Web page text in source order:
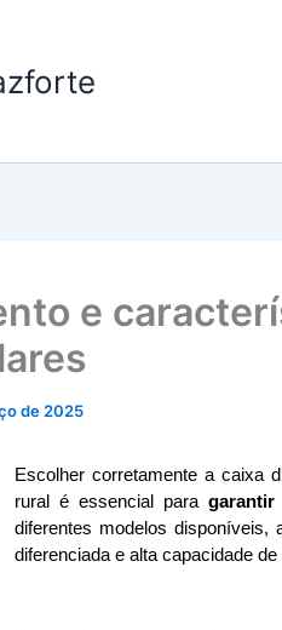
e
de 2025
Escolher corretamente a caixa
rural é essencial para garantir
diferentes modelos disponíveis,
diferenciada e alta capacidade